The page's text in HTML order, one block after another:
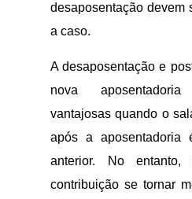
desaposentação devem
a caso.
A desaposentação e
nova
vantajosas quando o
após a
anterior. No
contribuição se tornar